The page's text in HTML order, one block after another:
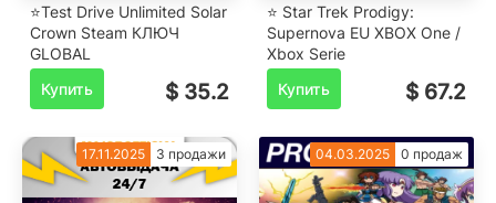
⭐Test Drive Unlimited Solar
Crown Steam КЛЮЧ
GLOBAL
Купить
$ 35.2
⭐ Star Trek Prodigy:
Supernova EU XBOX One /
Xbox Serie
Купить
$ 67.2
17.11.2025 3 продажи 04.03.2025 0 продаж